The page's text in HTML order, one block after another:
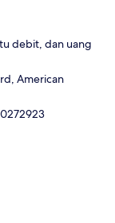
debit, dan uang
American